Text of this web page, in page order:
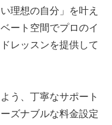
理想の自分」を叶え
ート空間でプロのイ
レッスンを提供して
う、丁寧なサポート
ズナブルな料金設定